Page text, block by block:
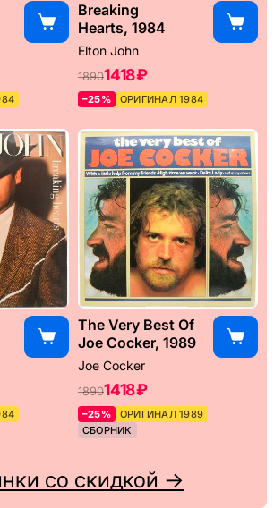
Breaking
Hearts, 1984
Elton John
18901418 ₽
–25% ОРИГИНАЛ 1984
The Very Best Of
Joe Cocker, 1989
Joe Cocker
18901418 ₽
–25%
ОРИГИНАЛ 1989
СБОРНИК
со скидкой →